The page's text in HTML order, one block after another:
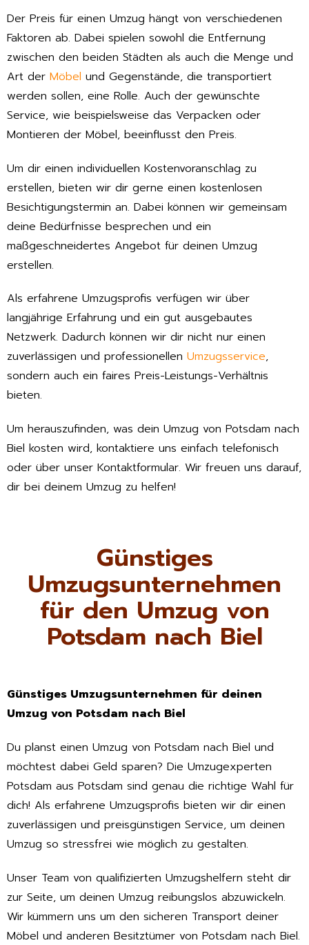
Der Preis für einen Umzug hängt von verschiedenen
Faktoren ab. Dabei spielen sowohl die Entfernung
zwischen den beiden Städten als auch die Menge und
Art der Möbel und Gegenstände, die transportiert
werden sollen, eine Rolle. Auch der gewünschte
Service, wie beispielsweise das Verpacken oder
Montieren der Möbel, beeinflusst den Preis.
Um dir einen individuellen Kostenvoranschlag zu
erstellen, bieten wir dir gerne einen kostenlosen
Besichtigungstermin an. Dabei können wir gemeinsam
deine Bedürfnisse besprechen und ein
maßgeschneidertes Angebot für deinen Umzug
erstellen.
Als erfahrene Umzugsprofis verfügen wir über
langjährige Erfahrung und ein gut ausgebautes
Netzwerk. Dadurch können wir dir nicht nur einen
zuverlässigen und professionellen Umzugsservice,
sondern auch ein faires Preis-Leistungs-Verhältnis
bieten.
Um herauszufinden, was dein Umzug von Potsdam nach
Biel kosten wird, kontaktiere uns einfach telefonisch
oder über unser Kontaktformular. Wir freuen uns darauf,
dir bei deinem Umzug zu helfen!
Günstiges
Umzugsunternehmen
für den Umzug von
Potsdam nach Biel
Günstiges Umzugsunternehmen für deinen
Umzug von Potsdam nach Biel
Du planst einen Umzug von Potsdam nach Biel und
möchtest dabei Geld sparen? Die Umzugexperten
Potsdam aus Potsdam sind genau die richtige Wahl für
dich! Als erfahrene Umzugsprofis bieten wir dir einen
zuverlässigen und preisgünstigen Service, um deinen
Umzug so stressfrei wie möglich zu gestalten.
Unser Team von qualifizierten Umzugshelfern steht dir
zur Seite, um deinen Umzug reibungslos abzuwickeln.
Wir kümmern uns um den sicheren Transport deiner
Möbel und anderen Besitztümer von Potsdam nach Biel.